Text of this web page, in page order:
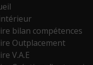
bilan compétences
Outplacement
V.A.E